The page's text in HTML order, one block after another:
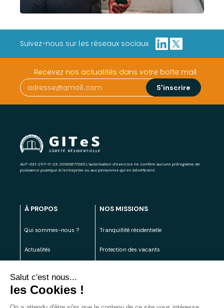
Suivez-nous sur les réseaux sociaux
Recevez nos actualités dans votre boîte mail
AUT-031-2117-11-23-20180677380 L’autorisation d’exercice ne confère aucune prérogative de
puissance publique à l’entreprise ou aux personnes qui en bénéficient.
À PROPOS
Qui sommes-nous ?
Actualités
Contact
NOS MISSIONS
Tranquillité résidentielle
Protection des vacants